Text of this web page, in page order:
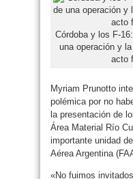
Córdoba y los F-
una operación y
acto
Myriam Prunotto
polémica por no
la presentación de
Área Material Río
importante unidad
Aérea Argentina
«No fuimos